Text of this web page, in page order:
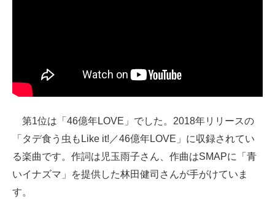
第1位は「46億年LOVE」でした。2018年リリースの
「タデ食う虫もLike it!／46億年LOVE」に収録されてい
る楽曲です。作詞は児玉雨子さん、作曲はSMAPに「青
いイナズマ」を提供した林田健司さんが手がけていま
す。